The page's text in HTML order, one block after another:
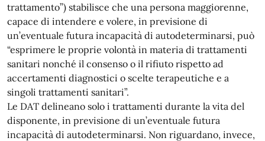
trattamento”) stabilisce che una persona maggiorenne,
capace di intendere e volere, in previsione di
un’eventuale futura incapacità di autodeterminarsi, può
“esprimere le proprie volontà in materia di trattamenti
sanitari nonché il consenso o il rifiuto rispetto ad
accertamenti diagnostici o scelte terapeutiche e a
singoli trattamenti sanitari”.
Le DAT delineano solo i trattamenti durante la vita del
disponente, in previsione di un’eventuale futura
incapacità di autodeterminarsi. Non riguardano, invece,